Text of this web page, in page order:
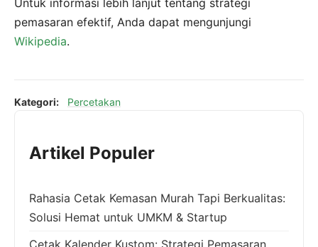
Untuk informasi lebih lanjut tentang strategi
pemasaran efektif, Anda dapat mengunjungi
Wikipedia.
Kategori: Percetakan
Artikel Populer
Rahasia Cetak Kemasan Murah Tapi Berkualitas:
Solusi Hemat untuk UMKM & Startup